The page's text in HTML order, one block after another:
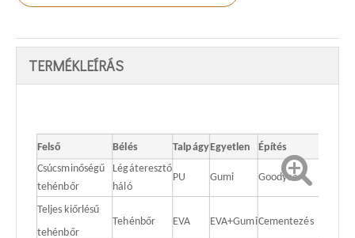
TERMÉKLEÍRÁS
Felső Bélés TalpágyEgyetlen
Építés
Csúcsminőségű
tehénbőr
Légáteresztő
háló
PU Gumi Goodyear
Teljes kiőrlésű
tehénbőr
Tehénbőr EVA EVA+GumiCementezés